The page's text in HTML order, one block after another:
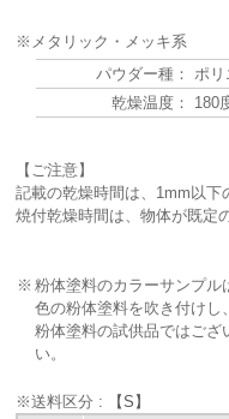
※メタリック・メッキ系
パウダー種：
ポ
乾燥温度：
180
【ご注意】
記載の乾燥時間は、1mm以下
焼付乾燥時間は、物体が既定
※ 粉体塗料のカラーサンプ
色の粉体塗料を吹き付けし
粉体塗料の試供品ではござ
い。
※送料区分 : 【S】